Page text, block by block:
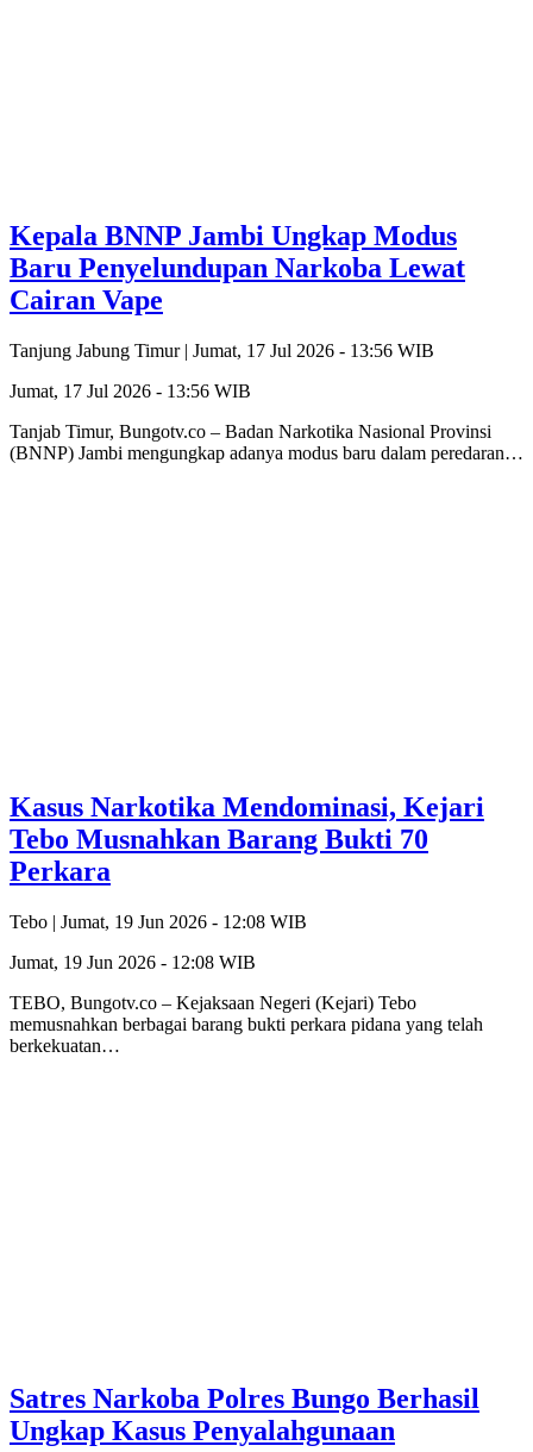
Kepala BNNP Jambi Ungkap Modus
Baru Penyelundupan Narkoba Lewat
Cairan Vape
Tanjung Jabung Timur | Jumat, 17 Jul 2026 - 13:56 WIB
Jumat, 17 Jul 2026 - 13:56 WIB
Tanjab Timur, Bungotv.co – Badan Narkotika Nasional Provinsi
(BNNP) Jambi mengungkap adanya modus baru dalam peredaran…
Kasus Narkotika Mendominasi, Kejari
Tebo Musnahkan Barang Bukti 70
Perkara
Tebo | Jumat, 19 Jun 2026 - 12:08 WIB
Jumat, 19 Jun 2026 - 12:08 WIB
TEBO, Bungotv.co – Kejaksaan Negeri (Kejari) Tebo
memusnahkan berbagai barang bukti perkara pidana yang telah
berkekuatan…
Satres Narkoba Polres Bungo Berhasil
Ungkap Kasus Penyalahgunaan